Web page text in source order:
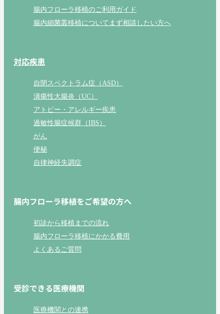
腸内フローラ移植のご利用ガイド
腸内細菌叢移植についてまず相談したい方へ
対応疾患
自閉スペクトラム症（ASD）
潰瘍性大腸炎（UC）
アトピー・アレルギー疾患
過敏性腸症候群（IBS）
がん
便秘
自律神経失調症
腸内フローラ移植をご希望の方へ
初診から移植までの流れ
腸内フローラ移植にかかる費用
よくあるご質問
受診できる医療機関
医療機関との連携